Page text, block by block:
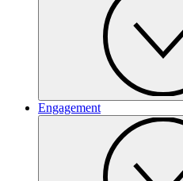
Engagement